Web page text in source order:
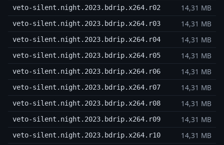
veto-silent.night.2023.bdrip.x264.r02 14,31 MB
veto-silent.night.2023.bdrip.x264.r03 14,31 MB
veto-silent.night.2023.bdrip.x264.r04 14,31 MB
veto-silent.night.2023.bdrip.x264.r05 14,31 MB
veto-silent.night.2023.bdrip.x264.r06 14,31 MB
veto-silent.night.2023.bdrip.x264.r07 14,31 MB
veto-silent.night.2023.bdrip.x264.r08 14,31 MB
veto-silent.night.2023.bdrip.x264.r09 14,31 MB
veto-silent.night.2023.bdrip.x264.r10 14,31 MB